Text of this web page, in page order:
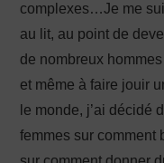
complexes…Je me
au lit, au point de
de nombreux
et même à faire jouir
le monde, j’ai décidé
femmes sur comment